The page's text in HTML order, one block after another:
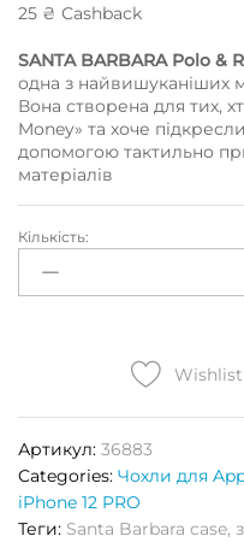
25 ₴ Сashback
SANTA BARBARA Polo &
одна з найвишуканіших
Вона створена для тих,
Money» та хоче
допомогою тактильно
матеріалів
Чохол
POLO
PRIMO
Кількість:
Wishlist
Артикул: 36883
Categories: Чохли для
iPhone 12 PRO
Теги: Santa Barbara case,